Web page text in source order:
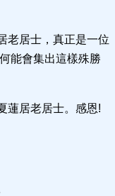
老居士，真正是一位
能會集出這樣殊勝
蓮居老居士。感恩!